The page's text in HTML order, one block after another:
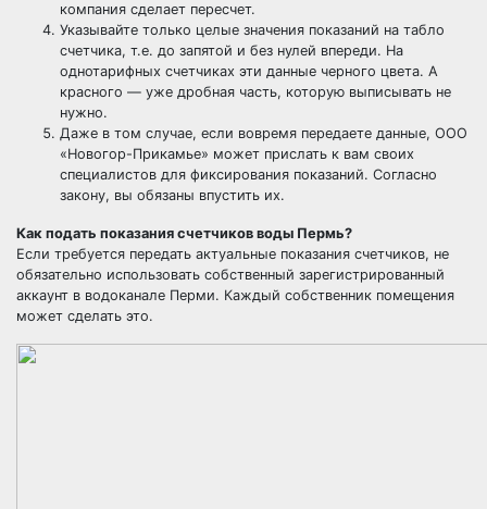
компания сделает пересчет.
Указывайте только целые значения показаний на табло
счетчика, т.е. до запятой и без нулей впереди. На
однотарифных счетчиках эти данные черного цвета. А
красного — уже дробная часть, которую выписывать не
нужно.
Даже в том случае, если вовремя передаете данные, ООО
«Новогор-Прикамье» может прислать к вам своих
специалистов для фиксирования показаний. Согласно
закону, вы обязаны впустить их.
Как подать показания счетчиков воды Пермь?
Если требуется передать актуальные показания счетчиков, не
обязательно использовать собственный зарегистрированный
аккаунт в водоканале Перми. Каждый собственник помещения
может сделать это.